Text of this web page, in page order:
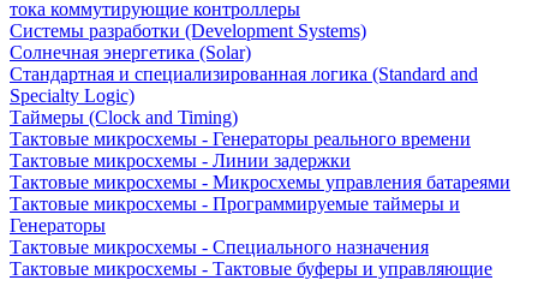
тока коммутирующие контроллеры
Системы разработки (Development Systems)
Солнечная энергетика (Solar)
Стандартная и специализированная логика (Standard and
Specialty Logic)
Таймеры (Clock and Timing)
Тактовые микросхемы - Генераторы реального времени
Тактовые микросхемы - Линии задержки
Тактовые микросхемы - Микросхемы управления батареями
Тактовые микросхемы - Программируемые таймеры и
Генераторы
Тактовые микросхемы - Специального назначения
Тактовые микросхемы - Тактовые буферы и управляющие